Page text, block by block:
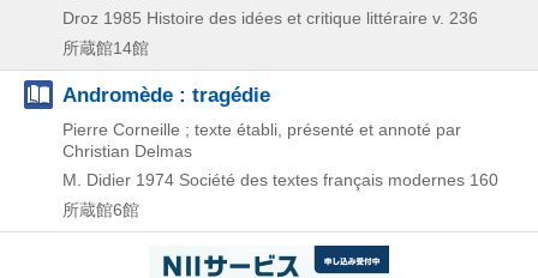
Droz 1985 Histoire des idées et critique littéraire v. 236
所蔵館14館
Andromède : tragédie
Pierre Corneille ; texte établi, présenté et annoté par
Christian Delmas
M. Didier 1974 Société des textes français modernes 160
所蔵館6館